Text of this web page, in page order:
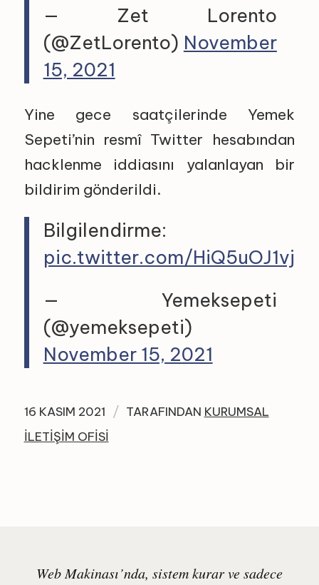
— Zet Lorento
(@ZetLorento) November
15, 2021
Yine gece saatçilerinde Yemek
Sepeti’nin resmî Twitter hesabından
hacklenme iddiasını yalanlayan bir
bildirim gönderildi.
Bilgilendirme:
pic.twitter.com/HiQ5uOJ1vj
— Yemeksepeti
(@yemeksepeti)
November 15, 2021
16 KASIM 2021 / TARAFINDAN KURUMSAL
İLETIŞIM OFISI
Web Makinası’nda, sistem kurar ve sadece